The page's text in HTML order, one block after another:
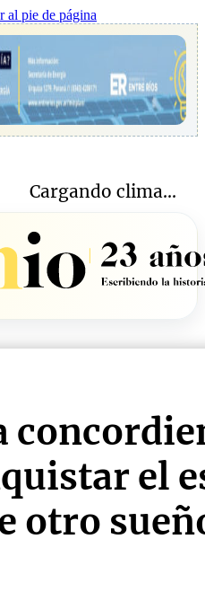
al pie de página
Cargando clima...
el
otro